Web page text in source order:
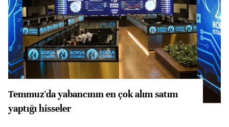
Temmuz'da yabancının en çok alım satım
yaptığı hisseler